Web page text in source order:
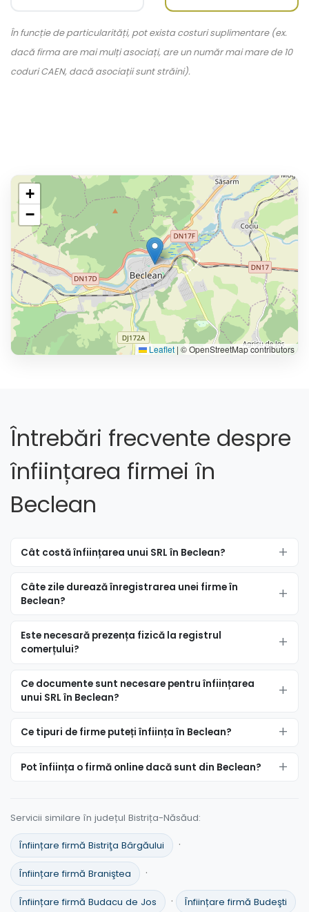
În funcție de particularități, pot exista costuri suplimentare (ex.
dacă firma are mai mulți asociați, are un număr mai mare de 10
coduri CAEN, dacă asociații sunt străini).
+
−
Leaflet | © OpenStreetMap contributors
Întrebări frecvente despre
înființarea firmei în
Beclean
Cât costă înființarea unui SRL în Beclean?
Câte zile durează înregistrarea unei firme în
Beclean?
Este necesară prezența fizică la registrul
comerțului?
Ce documente sunt necesare pentru înființarea
unui SRL în Beclean?
Ce tipuri de firme puteți înființa în Beclean?
Pot înființa o firmă online dacă sunt din Beclean?
Servicii similare în județul Bistrița-Năsăud:
Înființare firmă Bistriţa Bârgăului ·
Înființare firmă Braniştea ·
Înființare firmă Budacu de Jos · Înființare firmă Budeşti